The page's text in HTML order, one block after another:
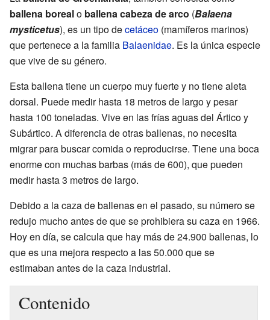
ballena borealo ballena cabeza de arco (Balaena
mysticetus), es un tipo decetáceo (mamíferos marinos)
que pertenece a la familia Balaenidae. Es la única especie
que vive de su género.
Esta ballena tiene un cuerpo muy fuerte y no tiene aleta
dorsal. Puede medir hasta 18 metros de largo y pesar
hasta 100 toneladas. Vive en las frías aguas del Ártico y
Subártico. A diferencia de otras ballenas, no necesita
migrar para buscar comida o reproducirse. Tiene una boca
enorme con muchas barbas (más de 600), que pueden
medir hasta 3 metros de largo.
Debido a la caza de ballenas en el pasado, su número se
redujo mucho antes de que se prohibiera su caza en 1966.
Hoy en día, se calcula que hay más de 24.900 ballenas, lo
que es una mejora respecto a las 50.000 que se
estimaban antes de la caza industrial.
Contenido